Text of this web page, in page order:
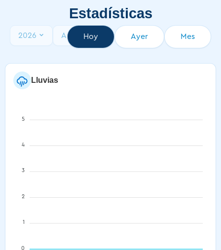
Estadísticas
2026 AgostoHoy Ayer Mes
Lluvias
5
4
3
2
1
0